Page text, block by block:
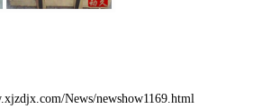
News/newshow1169.html